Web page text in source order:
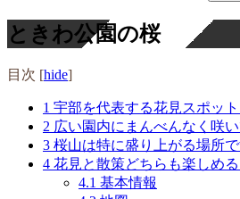
ときわ公園の桜
目次 [hide]
1 宇部を代表する花見スポット
2 広い園内にまんべんなく咲い
3 桜山は特に盛り上がる場所で
4 花見と散策どちらも楽しめる
4.1 基本情報